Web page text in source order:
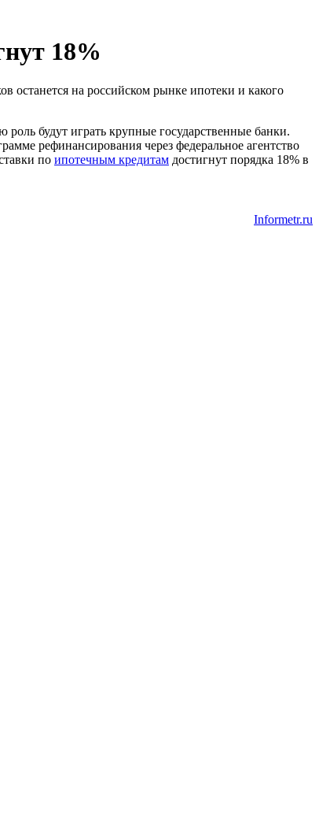
18%
останется на российском рынке ипотеки и какого
будут играть крупные государственные банки.
рефинансирования через федеральное агентство
по ипотечным кредитам достигнут порядка 18% в
Informetr.ru